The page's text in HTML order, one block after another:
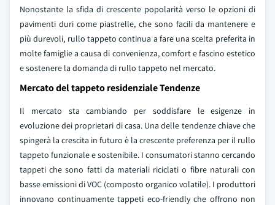
Nonostante la sfida di crescente popolarità verso le opzioni di
pavimenti duri come piastrelle, che sono facili da mantenere e
più durevoli, rullo tappeto continua a fare una scelta preferita in
molte famiglie a causa di convenienza, comfort e fascino estetico
e sostenere la domanda di rullo tappeto nel mercato.
Mercato del tappeto residenziale Tendenze
Il mercato sta cambiando per soddisfare le esigenze in
evoluzione dei proprietari di casa. Una delle tendenze chiave che
spingerà la crescita in futuro è la crescente preferenza per il rullo
tappeto funzionale e sostenibile. I consumatori stanno cercando
tappeti che sono fatti da materiali riciclati o fibre naturali con
basse emissioni di VOC (composto organico volatile). I produttori
innovano continuamente tappeti eco-friendly che offrono non